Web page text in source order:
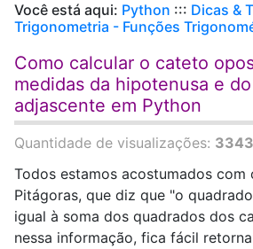
Você está aqui: Python ::: Dicas &
Trigonometria - Funções
Como calcular o cateto
medidas da hipotenusa e
adjascente em Python
Quantidade de visualizações:
Todos estamos acostumados com
Pitágoras, que diz que "o
igual à soma dos quadrados dos
nessa informação, fica fácil